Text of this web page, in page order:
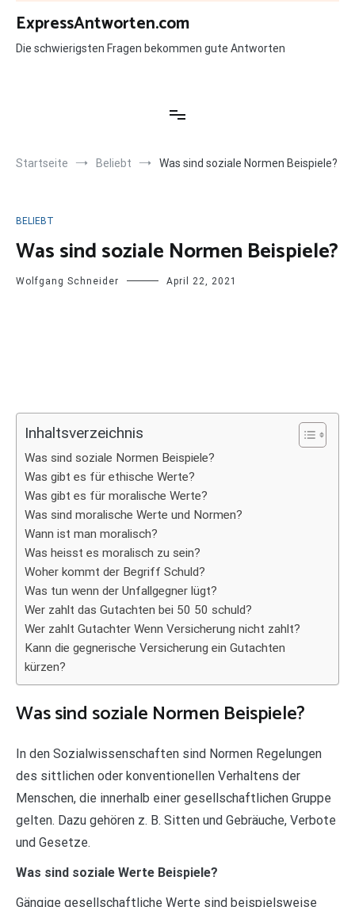
Zum
Inhalt
springen
ExpressAntworten.com
Die schwierigsten Fragen bekommen gute Antworten
Startseite Beliebt Was sind soziale Normen Beispiele?
BELIEBT
Was sind soziale Normen Beispiele?
Wolfgang Schneider April 22, 2021
Inhaltsverzeichnis
Was sind soziale Normen Beispiele?
Was gibt es für ethische Werte?
Was gibt es für moralische Werte?
Was sind moralische Werte und Normen?
Wann ist man moralisch?
Was heisst es moralisch zu sein?
Woher kommt der Begriff Schuld?
Was tun wenn der Unfallgegner lügt?
Wer zahlt das Gutachten bei 50 50 schuld?
Wer zahlt Gutachter Wenn Versicherung nicht zahlt?
Kann die gegnerische Versicherung ein Gutachten
kürzen?
Was sind soziale Normen Beispiele?
In den Sozialwissenschaften sind Normen Regelungen
des sittlichen oder konventionellen Verhaltens der
Menschen, die innerhalb einer gesellschaftlichen Gruppe
gelten. Dazu gehören z. B. Sitten und Gebräuche, Verbote
und Gesetze.
Was sind soziale Werte Beispiele?
Gängige gesellschaftliche Werte sind beispielsweise